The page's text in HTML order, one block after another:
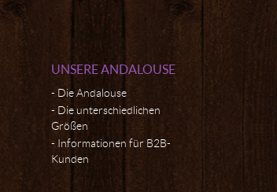
UNSERE ANDALOUSE
Die Andalouse
Die unterschiedlichen
Größen
Informationen für B2B-
Kunden